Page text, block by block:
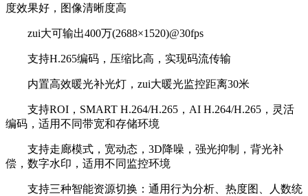
度效果好，图像清晰度高
zui大可输出400万(2688×1520)@30fps
支持H.265编码，压缩比高，实现码流传输
内置高效暖光补光灯，zui大暖光监控距离30米
支持ROI，SMART H.264/H.265，AI H.264/H.265，灵活
编码，适用不同带宽和存储环境
支持走廊模式，宽动态，3D降噪，强光抑制，背光补
偿，数字水印，适用不同监控环境
支持三种智能资源切换：通用行为分析、热度图、人数统